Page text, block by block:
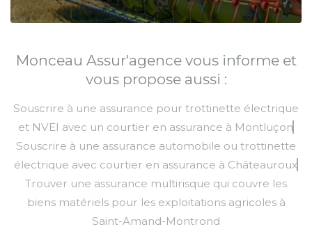
Monceau Assur'agence vous informe et
vous propose aussi :
Souscrire à une assurance pour trottinette électrique
et NVEI avec un courtier en assurance à Montluçon
Souscrire à une assurance automobile ou trottinette
électrique avec courtier en assurance à Châteauroux
Trouver une assurance multirisque qui couvre les
biens matériels pour les exploitations agricoles à
Saint-Amand-Montrond